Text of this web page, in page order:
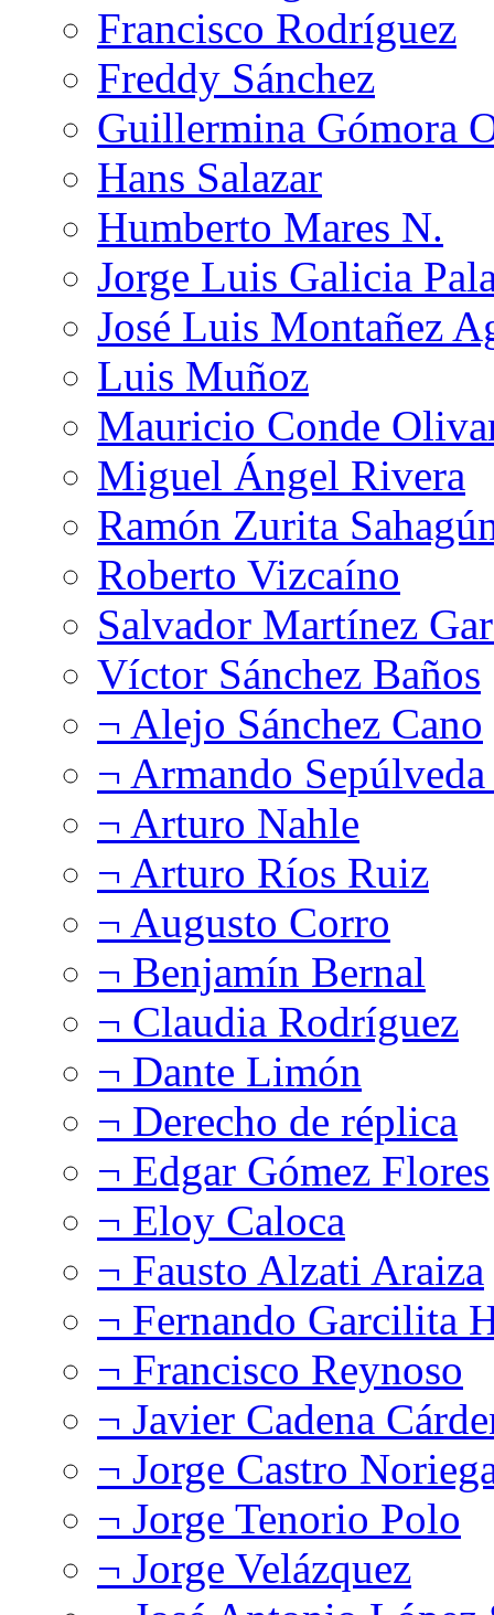
Francisco Rodríguez
Freddy Sánchez
Guillermina Gómora
Hans Salazar
Humberto Mares N.
Jorge Luis Galicia
José Luis Montañez
Luis Muñoz
Mauricio Conde
Miguel Ángel Rivera
Ramón Zurita
Roberto Vizcaíno
Salvador Martínez
Víctor Sánchez Baños
¬ Alejo Sánchez Cano
¬ Armando
¬ Arturo Nahle
¬ Arturo Ríos Ruiz
¬ Augusto Corro
¬ Benjamín Bernal
¬ Claudia Rodríguez
¬ Dante Limón
¬ Derecho de réplica
¬ Edgar Gómez Flores
¬ Eloy Caloca
¬ Fausto Alzati Araiza
¬ Fernando Garcilita
¬ Francisco Reynoso
¬ Javier Cadena
¬ Jorge Castro
¬ Jorge Tenorio Polo
¬ Jorge Velázquez